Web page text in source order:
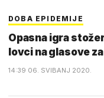
DOBA EPIDEMIJE
Opasna igra
lovci na glasove
14:39 06. SVIBANJ 2020.